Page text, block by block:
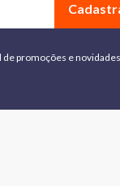
promoções e novidades